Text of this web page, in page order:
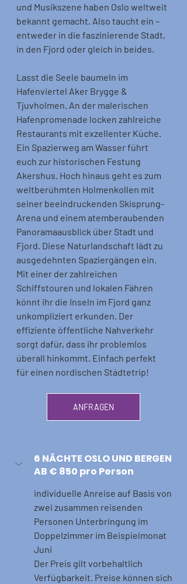
und Musikszene haben Oslo weltweit
bekannt gemacht. Also taucht ein –
entweder in die faszinierende Stadt,
in den Fjord oder gleich in beides.
Lasst die Seele baumeln im
Hafenviertel Aker Brygge &
Tjuvholmen. An der malerischen
Hafenpromenade locken zahlreiche
Restaurants mit exzellenter Küche.
Ein Spazierweg am Wasser führt
euch zur historischen Festung
Akershus. Hoch hinaus geht es zum
weltberühmten Holmenkollen mit
seiner beeindruckenden Skisprung-
Arena und einem atemberaubenden
Panoramaausblick über Stadt und
Fjord. Diese Naturlandschaft lädt zu
ausgedehnten Spaziergängen ein.
Mit einer der zahlreichen
Schiffstouren und lokalen Fähren
könnt ihr die Inseln im Fjord ganz
unkompliziert erkunden. Der
effiziente öffentliche Nahverkehr
sorgt dafür, dass ihr problemlos
überall hinkommt. Einfach perfekt
für einen nordischen Städtetrip!
ANFRAGEN
6 NÄCHTE OSLO UND BERGEN
AB € 850 pro Person
individuelle Anreise auf Basis von
zwei zusammen reisenden
Personen Unterbringung im
Doppelzimmer im Beispielmonat
Juni
Der Preis gilt vorbehaltlich
Verfügbarkeit. Preise können sich